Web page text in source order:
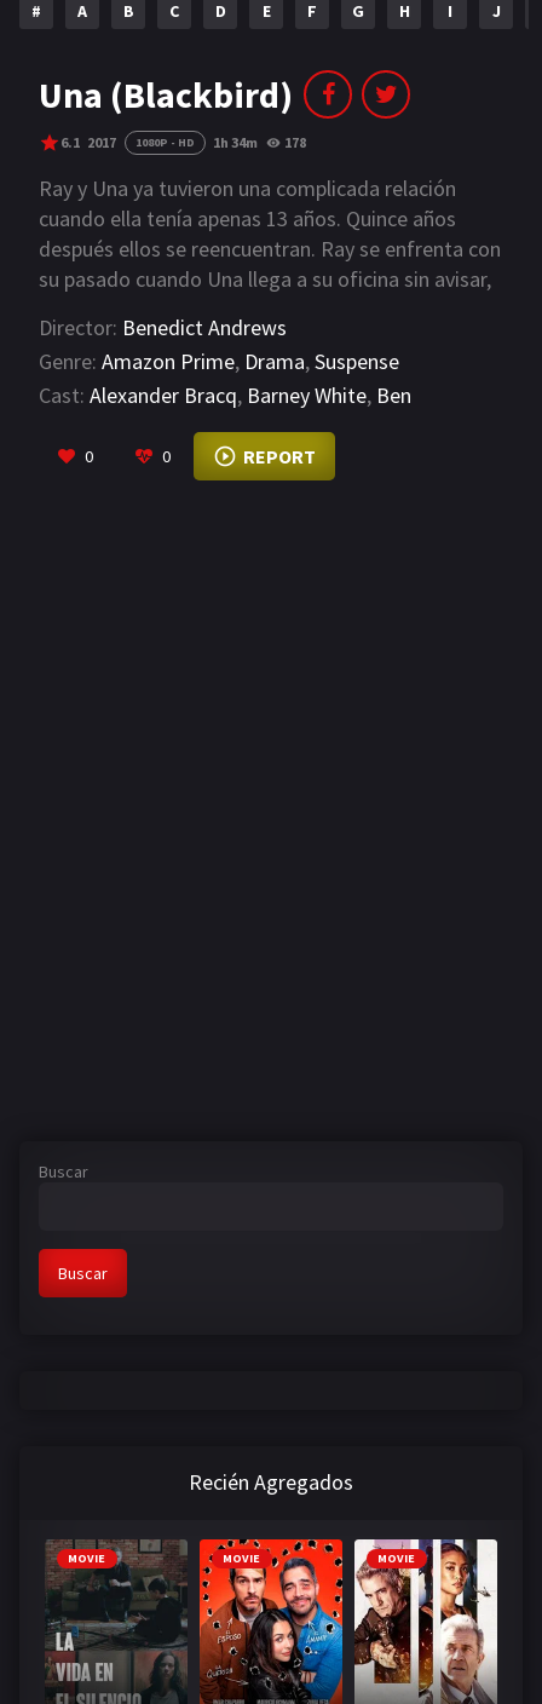
AÑOS
2023 2022
2021 2020
2019 2018
2014 2006
2002
1990
# A B C D E F G H I J
Una (Blackbird)
6.1 2017 1080P - HD 1h 34m 178
Ray y Una ya tuvieron una complicada relación
cuando ella tenía apenas 13 años. Quince años
después ellos se reencuentran. Ray se enfrenta con
su pasado cuando Una llega a su oficina sin avisar,
Ray construyó una nueva vida, pero ambos tendrán
que revisar su relación y excavar el trauma que
restó.
Director: Benedict Andrews
Genre: Amazon Prime, Drama,Suspense
Cast: Alexander Bracq, Barney White, Ben
VIEW MORE
0 0 REPORT
Buscar
Buscar
Recién Agregados
MOVIE MOVIE MOVIE